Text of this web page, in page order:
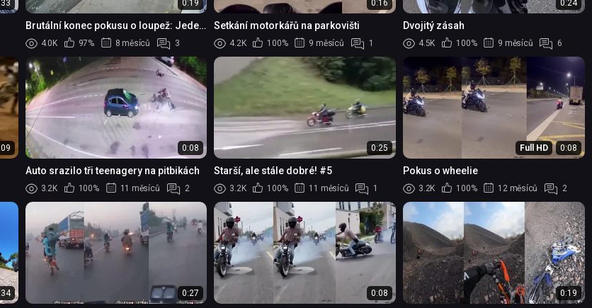
0:19
Brutální konec pokusu o loupež: Jeden
podezřelý usmrcen po srážce s autem
4.0K 97% 8 měsíců 3
0:16
Setkání motorkářů na parkovišti
4.2K 100% 9 měsíců 1
0:24
Dvojitý zásah
4.5K 100% 9 měsíců 6
0:08
Auto srazilo tři teenagery na pitbikách
3.2K 100% 11 měsíců 2
0:25
Starší, ale stále dobré! #5
3.2K 100% 11 měsíců 1
Full HD 0:08
Pokus o wheelie
3.2K 100% 12 měsíců 2
0:27 0:08 0:19